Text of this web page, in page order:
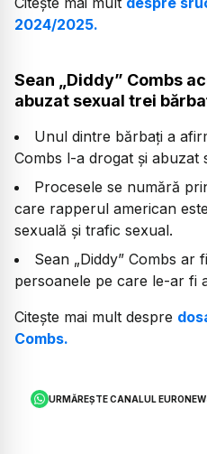
2024/2025.
Sean „Diddy” Combs
abuzat sexual trei
Unul dintre bărbați a
Combs l-a drogat și abuzat
Procesele se numără
care rapperul american
sexuală și trafic sexual.
Sean „Diddy” Combs ar
persoanele pe care le-ar fi
Citește mai mult despre
Combs.
URMĂREȘTE CANALUL